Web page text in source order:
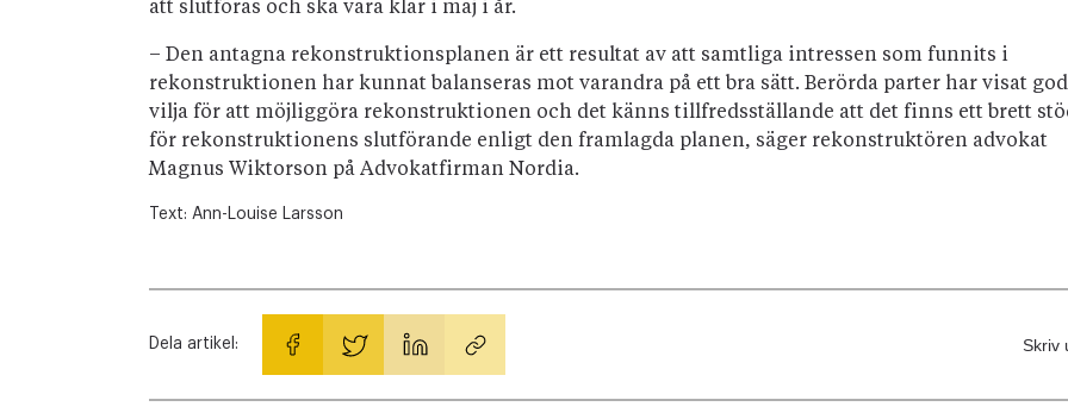
att slutföras och ska vara klar i maj i år.
– Den antagna rekonstruktionsplanen är ett resultat av att samtliga intressen som funnits i
rekonstruktionen har kunnat balanseras mot varandra på ett bra sätt. Berörda parter har visat god
vilja för att möjliggöra rekonstruktionen och det känns tillfredsställande att det finns ett brett
för rekonstruktionens slutförande enligt den framlagda planen, säger rekonstruktören advokat
Magnus Wiktorson på Advokatfirman Nordia.
Text: Ann-Louise Larsson
Dela artikel: Skriv